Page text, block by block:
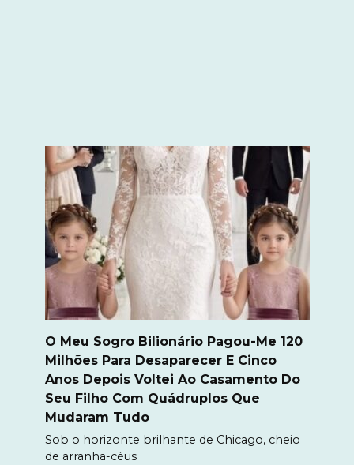
O Meu Sogro Bilionário Pagou-Me 120
Milhões Para Desaparecer E Cinco
Anos Depois Voltei Ao Casamento Do
Seu Filho Com Quádruplos Que
Mudaram Tudo
Sob o horizonte brilhante de Chicago, cheio
de arranha-céus